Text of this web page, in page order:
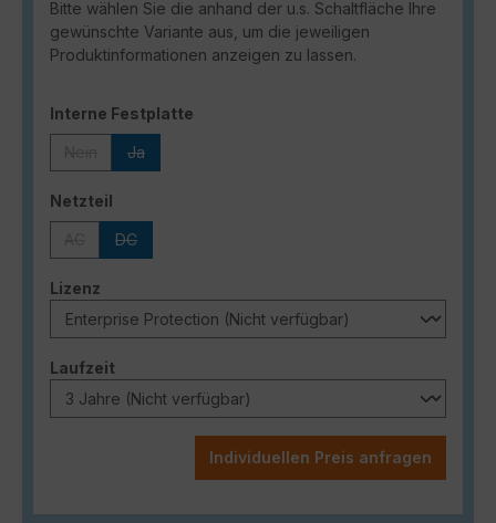
Bitte wählen Sie die anhand der u.s. Schaltfläche Ihre
gewünschte Variante aus, um die jeweiligen
Produktinformationen anzeigen zu lassen.
Interne Festplatte
Ja
Netzteil
DC
Lizenz
Laufzeitauswählen
Individuellen Preis anfragen